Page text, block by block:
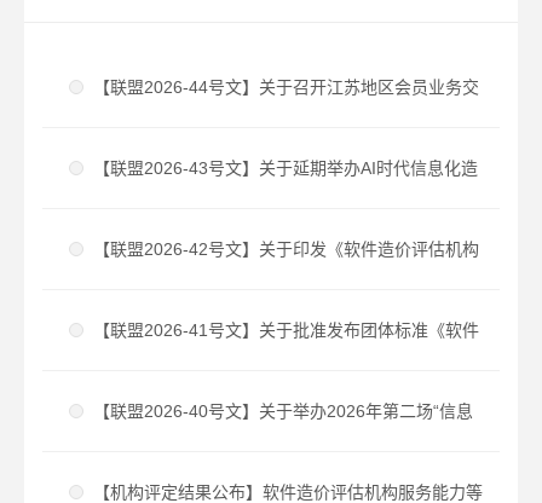
【联盟2026-44号文】关于召开江苏地区会员业务交
流座谈会的会议通知
【联盟2026-43号文】关于延期举办AI时代信息化造
价评估创新研讨会暨软件造价评估标准宣贯会的通知
【联盟2026-42号文】关于印发《软件造价评估机构
服务能力等级符合性评定办法（试行）V2.0》的通知
【联盟2026-41号文】关于批准发布团体标准《软件
造价评估机构服务能力要求（修订版）》的公告
【联盟2026-40号文】关于举办2026年第二场“信息
化造价思享会”线上公益沙龙的通知
【机构评定结果公布】软件造价评估机构服务能力等